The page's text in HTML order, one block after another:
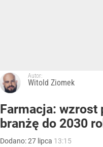
Autor:
Witold Ziomek
Farmacja: wzrost
branżę do 2030
Dodano:27 lipca 13:15